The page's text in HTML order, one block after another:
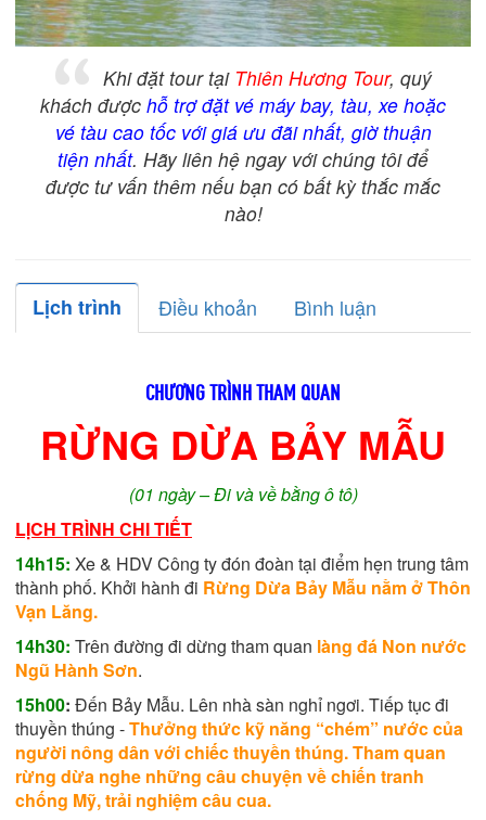
Khi đặt tour tại Thiên Hương Tour, quý
khách được hỗ trợ đặt vé máy bay, tàu, xe hoặc
vé tàu cao tốc với giá ưu đãi nhất, giờ thuận
tiện nhất. Hãy liên hệ ngay với chúng tôi để
được tư vấn thêm nếu bạn có bất kỳ thắc mắc
nào!
Lịch trình Điều khoản Bình luận
CHƯƠNG TRÌNH THAM QUAN
RỪNG DỪA BẢY MẪU
(01 ngày – Đi và về bằng ô tô)
LỊCH TRÌNH CHI TIẾT
14h15: Xe & HDV Công tyđón đoàn tại điểm hẹn trung tâm
thành phố. Khởi hành đi Rừng Dừa Bảy Mẫu nằm ở Thôn
Vạn Lăng.
14h30: Trên đường đi dừng tham quan làng đá Non nước
Ngũ Hành Sơn.
15h00: Đến Bảy Mẫu. Lên nhà sàn nghỉ ngơi. Tiếp tục đi
thuyền thúng -Thưởng thức kỹ năng “chém” nước của
người nông dân với chiếc thuyền thúng. Tham quan
rừng dừa nghe những câu chuyện về chiến tranh
chống Mỹ, trải nghiệm câu cua.